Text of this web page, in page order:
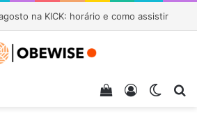
na KICK: horário e como assistir
Entrar
Veja seu